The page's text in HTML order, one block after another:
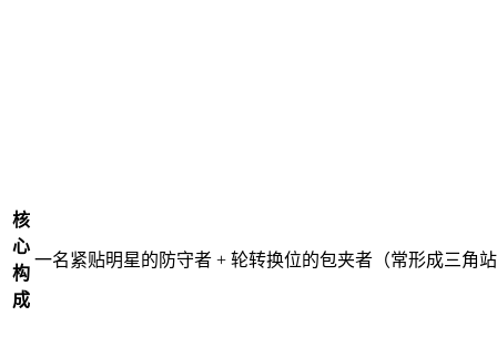
核
心
构
成
一名紧贴明星的防守者 + 轮转换位的包夹者（常形成三角